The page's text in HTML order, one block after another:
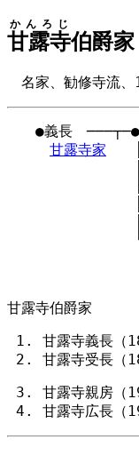
甘露寺
かんろじ
伯爵家
名家、勧修寺流、
●義長　───┬─●
甘露寺家 │
├─○方房　
│　　
└─　
甘露寺伯爵家
甘露寺義長（
甘露寺受長（
甘露寺親房（
甘露寺広長（